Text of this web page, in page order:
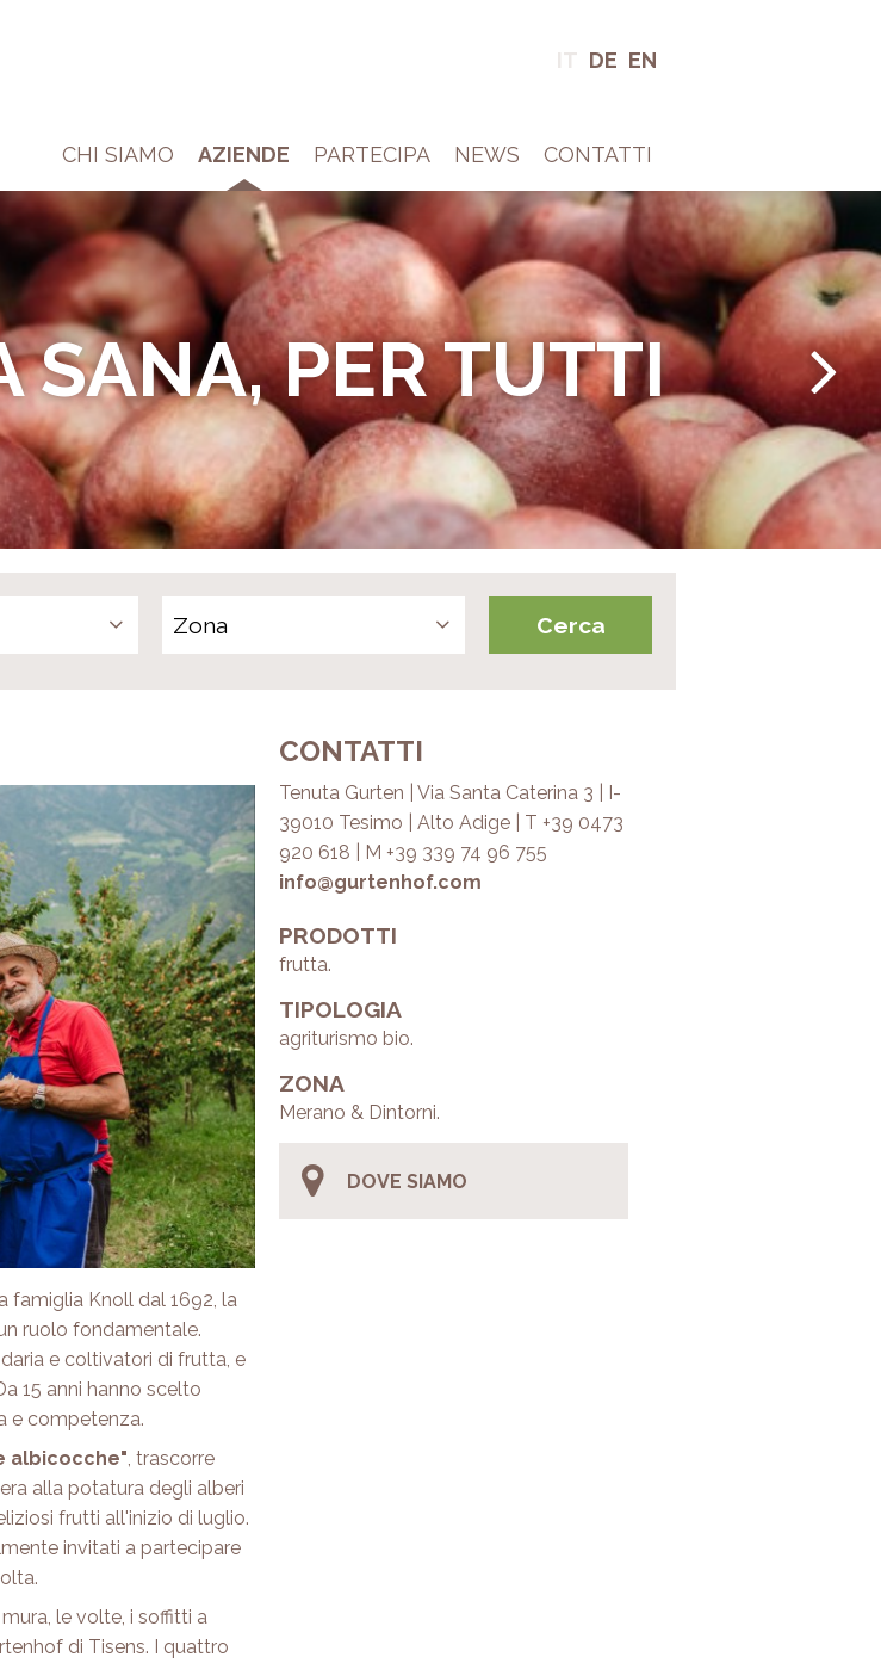
IT DE EN
CHI SIAMO AZIENDE PARTECIPA NEWS CONTATTI
SÜDTIROL
un'agricoltura sostenibile!
famiglia Knoll dal 1692, la
ruolo fondamentale.
e coltivatori di frutta, e
15 anni hanno scelto
e competenza.
albicocche" , trascorre
alla potatura degli alberi
frutti all'inizio di luglio.
invitati a partecipare
le volte, i soffitti a
di Tisens. I quattro
CONTATTI
Tenuta Gurten | Via Santa Caterina 3 | I-
39010 Tesimo | Alto Adige | T +39 0473
920 618 | M +39 339 74 96 755
info@gurtenhof.com
PRODOTTI
frutta.
TIPOLOGIA
agriturismo bio.
ZONA
Merano & Dintorni.
DOVE SIAMO